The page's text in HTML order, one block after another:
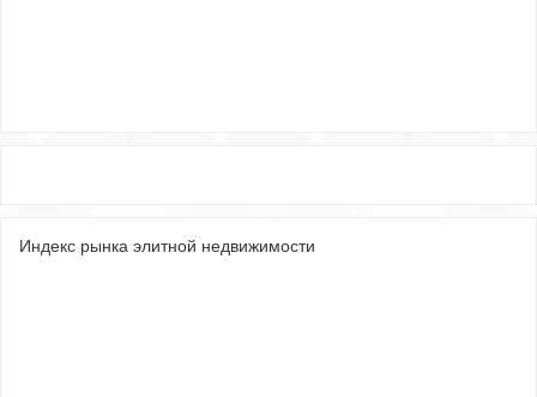
Индекс рынка элитной недвижимости